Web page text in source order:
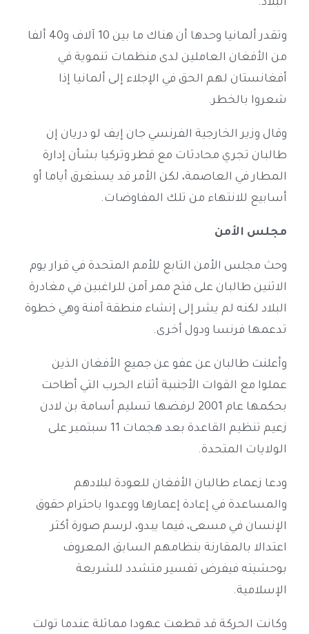
البلاد.
وتقدر ألمانيا وحدها أن هناك ما بين 10 آلاف و40 ألفا
من الأفغان العاملين لدى منظمات تنموية في
أفغانستان لهم الحق في الإجلاء إلى ألمانيا إذا
شعروا بالخطر.
وقال وزير الخارجية الفرنسي جان إيف لو دريان إن
طالبان تجري محادثات مع قطر وتركيا بشأن إدارة
المطار في العاصمة، لكن الأمر قد يستغرق أياما أو
أسابيع للانتهاء من تلك المفاوضات.
مجلس الأمن
وحث مجلس الأمن التابع للأمم المتحدة في قرار يوم
الاثنين طالبان على فتح ممر آمن للراغبين في مغادرة
البلاد لكنه لم يشر إلى إنشاء منطقة آمنة وهي خطوة
تدعمها فرنسا ودول أخرى.
وأعلنت طالبان عن عفو عن جميع الأفغان الذين
عملوا مع القوات الأجنبية أثناء الحرب التي أطاحت
بحكمها عام 2001 لرفضها تسليم أسامة بن لادن
زعيم تنظيم القاعدة بعد هجمات 11 سبتمبر على
الولايات المتحدة.
ودعا زعماء طالبان الأفغان للعودة لبلادهم
والمساعدة في إعادة إعمارها ووعدوا باحترام حقوق
الإنسان في مسعى، فيما يبدو، لرسم صورة أكثر
اعتدالا بالمقارنة بنظامهم السابق المعروف
بوحشيته فيفرض تفسير متشدد للشريعة
الإسلامية.
وكانت الحركة قد قطعت عهودا مماثلة عندما تولت